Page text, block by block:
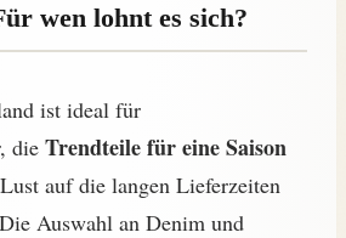
wen lohnt es sich?
ist ideal für
die Trendteile für eine Saison
auf die langen Lieferzeiten
Auswahl an Denim und